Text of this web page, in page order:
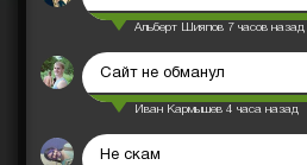
Альберт Шияпов 7 часов назад
Сайт не обманул
Иван Кармышев 4 часа назад
Не скам